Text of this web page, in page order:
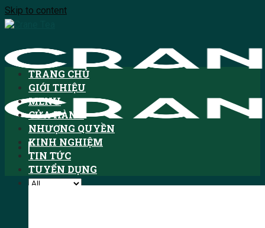
Skip to content
TRANG CHỦ
GIỚI THIỆU
MENU
CỬA HÀNG
NHƯỢNG QUYỀN
KINH NGHIỆM
TIN TỨC
TUYỂN DỤNG